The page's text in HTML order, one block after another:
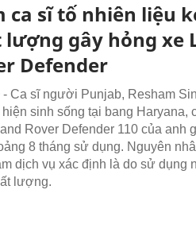
ca sĩ tố nhiên liệu
lượng gây hỏng xe
Defender
Ca sĩ người Punjab, Resham
sinh sống tại bang Haryana,
Rover Defender 110 của anh
8 tháng sử dụng. Nguyên
dịch vụ xác định là do sử dụng
lượng.